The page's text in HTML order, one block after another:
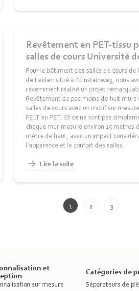
Revêtement en PET-tissu
salles de cours Université
Pour le bâtiment des salles de cours de
de Leiden situé à l'Einsteinweg, nous
récemment réalisé un projet
Revêtement de pas moins de huit murs
salles de cours avec un motif sur
FELT en PET. Et ce ne sont pas
chaque mur mesure environ 15 mètres
mètre de haut, avec un impact
l'apparence et le confort des salles.
Lire la suite
1 2 3
et
sur mesure
Catégories de
Séparateurs de